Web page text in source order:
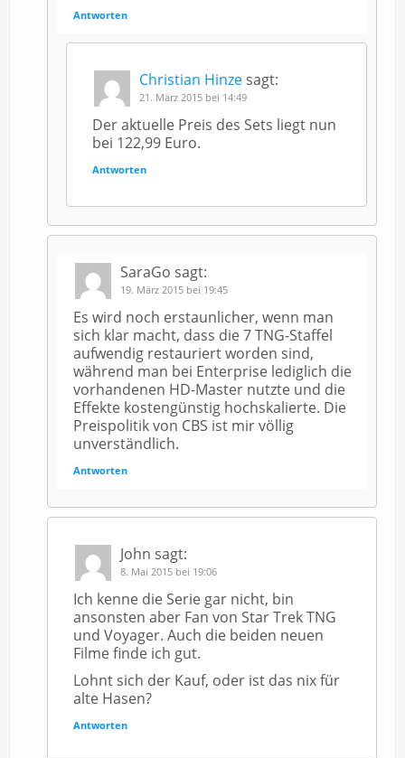
Antworten
Christian Hinze sagt:
21. März 2015 bei 14:49
Der aktuelle Preis des Sets liegt nun
bei 122,99 Euro.
Antworten
SaraGo sagt:
19. März 2015 bei 19:45
Es wird noch erstaunlicher, wenn man
sich klar macht, dass die 7 TNG-Staffel
aufwendig restauriert worden sind,
während man bei Enterprise lediglich die
vorhandenen HD-Master nutzte und die
Effekte kostengünstig hochskalierte. Die
Preispolitik von CBS ist mir völlig
unverständlich.
Antworten
John sagt:
8. Mai 2015 bei 19:06
Ich kenne die Serie gar nicht, bin
ansonsten aber Fan von Star Trek TNG
und Voyager. Auch die beiden neuen
Filme finde ich gut.
Lohnt sich der Kauf, oder ist das nix für
alte Hasen?
Antworten